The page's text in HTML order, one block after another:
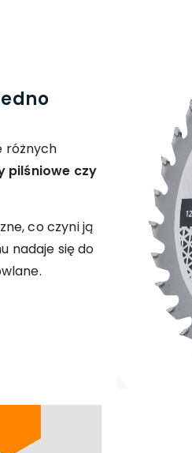
różnych
pilśniowe czy
co czyni ją
nadaje się do